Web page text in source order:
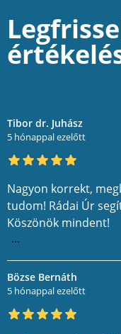
Tibor dr. Juhász
5 hónappal ezelőtt
Nagyon korrekt,
tudom! Rádai Úr
Köszönök mindent!
...
Bözse Bernáth
5 hónappal ezelőtt